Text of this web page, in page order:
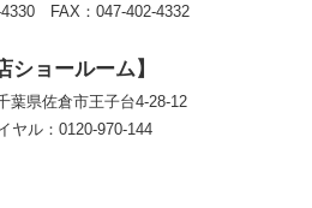
FAX：047-402-4332
ショールーム】
県佐倉市王子台4-28-12
ヤル：0120-970-144